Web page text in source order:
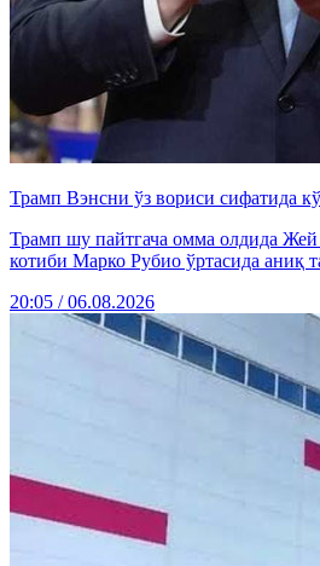
Трамп Вэнсни ўз вориси сифатида
Трамп шу пайтгача омма олдида
котиби Марко Рубио ўртасида аниқ
20:05 / 06.08.2026